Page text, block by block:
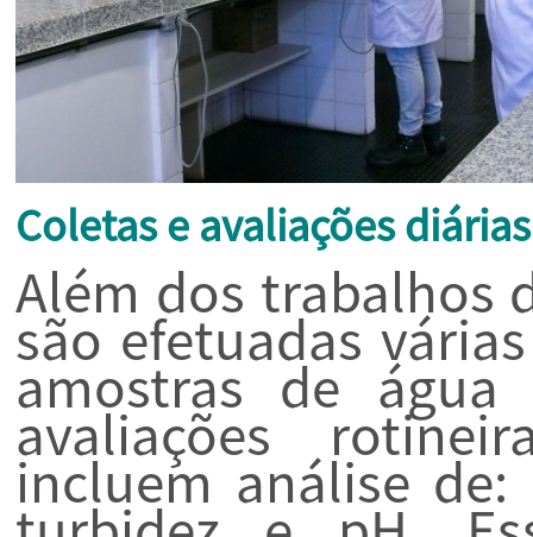
Coletas e avaliações diárias
Além dos trabalhos
são efetuadas
amostras de
avaliações
incluem análise